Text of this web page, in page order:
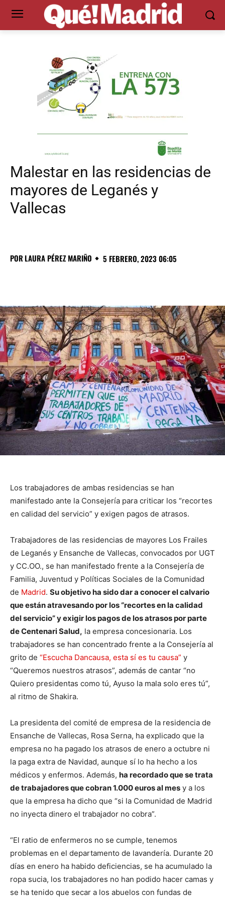
Malestar en las residencias de
mayores de Leganés y
Vallecas
POR LAURA PÉREZ MARIÑO 5 FEBRERO, 2023 06:05
Los trabajadores de ambas residencias se han
manifestado ante la Consejería para criticar los “recortes
en calidad del servicio” y exigen pagos de atrasos.
Trabajadores de las residencias de mayores Los Frailes
de Leganés y Ensanche de Vallecas, convocados por UGT
y CC.OO., se han manifestado frente a la Consejería de
Familia, Juventud y Políticas Sociales de la Comunidad
de Madrid. Su objetivo ha sido dar a conocer el calvario
que están atravesando por los “recortes en la calidad
del servicio” y exigir los pagos de los atrasos por parte
de Centenari Salud, la empresa concesionaria. Los
trabajadores se han concentrado frente a la Consejería al
grito de “Escucha Dancausa, esta sí es tu causa” y
“Queremos nuestros atrasos”, además de cantar “no
Quiero presidentas como tú, Ayuso la mala solo eres tú”,
al ritmo de Shakira.
La presidenta del comité de empresa de la residencia de
Ensanche de Vallecas, Rosa Serna, ha explicado que la
empresa no ha pagado los atrasos de enero a octubre ni
la paga extra de Navidad, aunque sí lo ha hecho a los
médicos y enfermos. Además, ha recordado que se trata
de trabajadores que cobran 1.000 euros al mes y a los
que la empresa ha dicho que “si la Comunidad de Madrid
no inyecta dinero el trabajador no cobra”.
“El ratio de enfermeros no se cumple, tenemos
problemas en el departamento de lavandería. Durante 20
días en enero ha habido deficiencias, se ha acumulado la
ropa sucia, los trabajadores no han podido hacer camas y
se ha tenido que secar a los abuelos con fundas de